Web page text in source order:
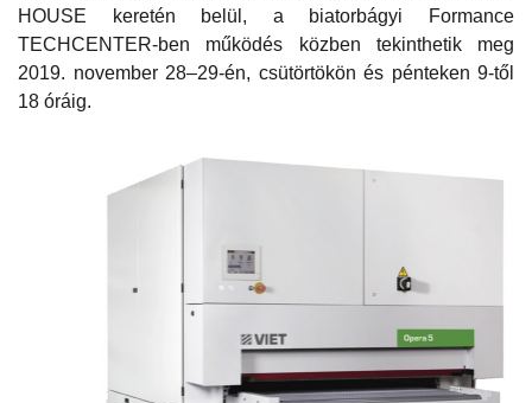
HOUSE keretén belül, a biatorbágyi Formance
TECHCENTER-ben működés közben tekinthetik meg
2019. november 28–29-én, csütörtökön és pénteken 9-től
18 óráig.